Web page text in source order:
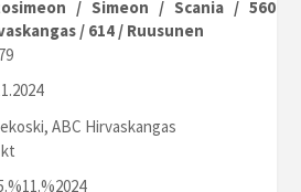
/Simeon /Scania /560R
/ 614 / Ruusunen
ABC Hirvaskangas